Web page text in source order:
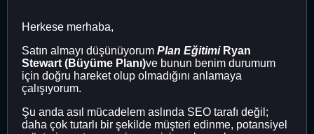
Herkese merhaba,
Satın almayı düşünüyorum Plan Eğitimi Ryan
Stewart (Büyüme Planı)ve bunun benim durumum
için doğru hareket olup olmadığını anlamaya
çalışıyorum.
Şu anda asıl mücadelem aslında SEO tarafı değil;
daha çok tutarlı bir şekilde müşteri edinme, potansiyel